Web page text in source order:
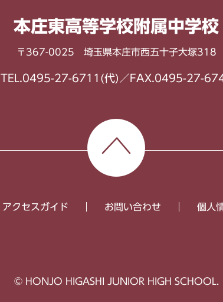
本庄東高等学校附属中学校
〒367-0025 埼玉県本庄市西五十子大塚318
TEL.0495-27-6711(代)／FAX.0495-27-
アクセスガイド お問い合わせ 個人
© HONJO HIGASHI JUNIOR HIGH SCHOOL.